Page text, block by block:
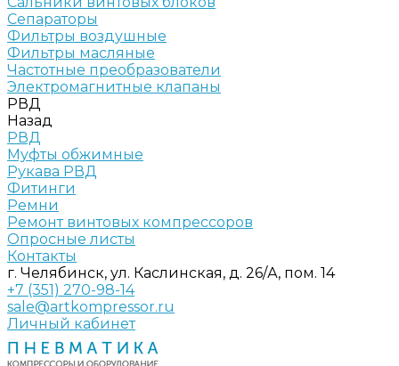
Сепараторы
Фильтры воздушные
Фильтры масляные
Частотные преобразователи
Электромагнитные клапаны
РВД
Назад
РВД
Муфты обжимные
Рукава РВД
Фитинги
Ремни
Ремонт винтовых компрессоров
Опросные листы
Контакты
г. Челябинск, ул. Каслинская, д. 26/А, пом. 14
+7 (351) 270-98-14
sale@artkompressor.ru
Личный кабинет